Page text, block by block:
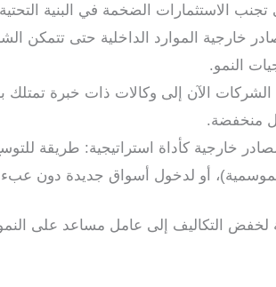
الاستثمارات الضخمة في البنية
خارجية الموارد الداخلية حتى تتمكن
النمو.
الشركات الآن إلى وكالات ذات خبرة
منخفضة.
2026 مع الاستعانة بمصادر خارجية كأداة
أو لدخول أسواق جديدة دون عبء
لخفض التكاليف إلى عامل مساعد على